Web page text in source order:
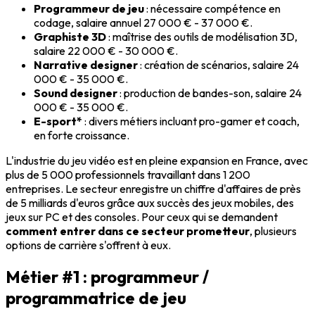
Programmeur de jeu: nécessaire compétence en
codage, salaire annuel 27 000 € - 37 000 €.
Graphiste 3D: maîtrise des outils de modélisation 3D,
salaire 22 000 € - 30 000 €.
Narrative designer: création de scénarios, salaire 24
000 € - 35 000 €.
Sound designer: production de bandes-son, salaire 24
000 € - 35 000 €.
E-sport* : divers métiers incluant pro-gamer et coach,
en forte croissance.
L'industrie du jeu vidéo est en pleine expansion en France, avec
plus de 5 000 professionnelstravaillant dans1 200
entreprises. Le secteur enregistre un chiffre d'affaires de près
de 5 milliards d'eurosgrâce aux succès des jeux mobiles, des
jeux sur PC et des consoles. Pour ceux qui se demandent
comment entrer dans ce secteur prometteur, plusieurs
options de carrière s'offrent à eux.
Métier #1 : programmeur /
programmatrice de jeu